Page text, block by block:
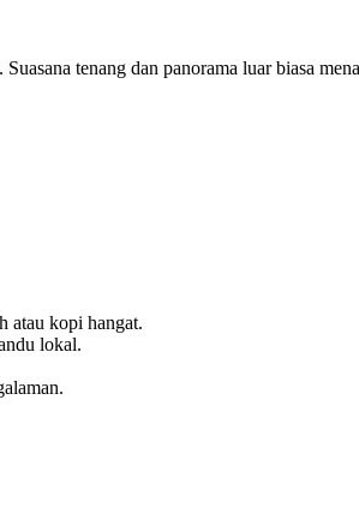
tenang dan panorama luar biasa
atau kopi hangat.
lokal.